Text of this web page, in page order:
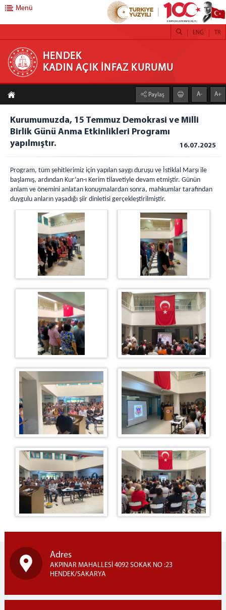
HENDEK KADIN AÇIK İNFAZ KURUMU
ANASAYFA
KURUMUMUZ
İŞ YURTLARI
TEKSTİL
DERİ KEMER ÜRETİM ATÖLYESİ
KUAFÖR
TABLO RESİM ATÖLYESİ
DEFNE YAPRAĞI AYIKLAMA ATÖLYESİ
ADLİYE KAFETERYA
TAKI TASARIM ATÖLYESİ
ZİYARET GÜN VE SAATLERİ
YEMEK LİSTESİ
Menü
HENDEK
KADIN AÇIK İNFAZ KURUMU
TR
ENG
Paylaş A- A+
Kurumumuzda, 15 Temmuz Demokrasi ve Milli
Birlik Günü Anma Etkinlikleri Programı
yapılmıştır.
16.07.2025
Program, tüm şehitlerimiz için yapılan saygı duruşu ve İstiklal Marşı ile
başlamış, ardından Kur’an-ı Kerim tilavetiyle devam etmiştir. Günün
anlam ve önemini anlatan konuşmalardan sonra, mahkumlar tarafından
duygulu anların yaşadığı şiir dinletisi gerçekleştirilmiştir.
Adres
AKPINAR MAHALLESİ 4092 SOKAK NO :23
HENDEK/SAKARYA